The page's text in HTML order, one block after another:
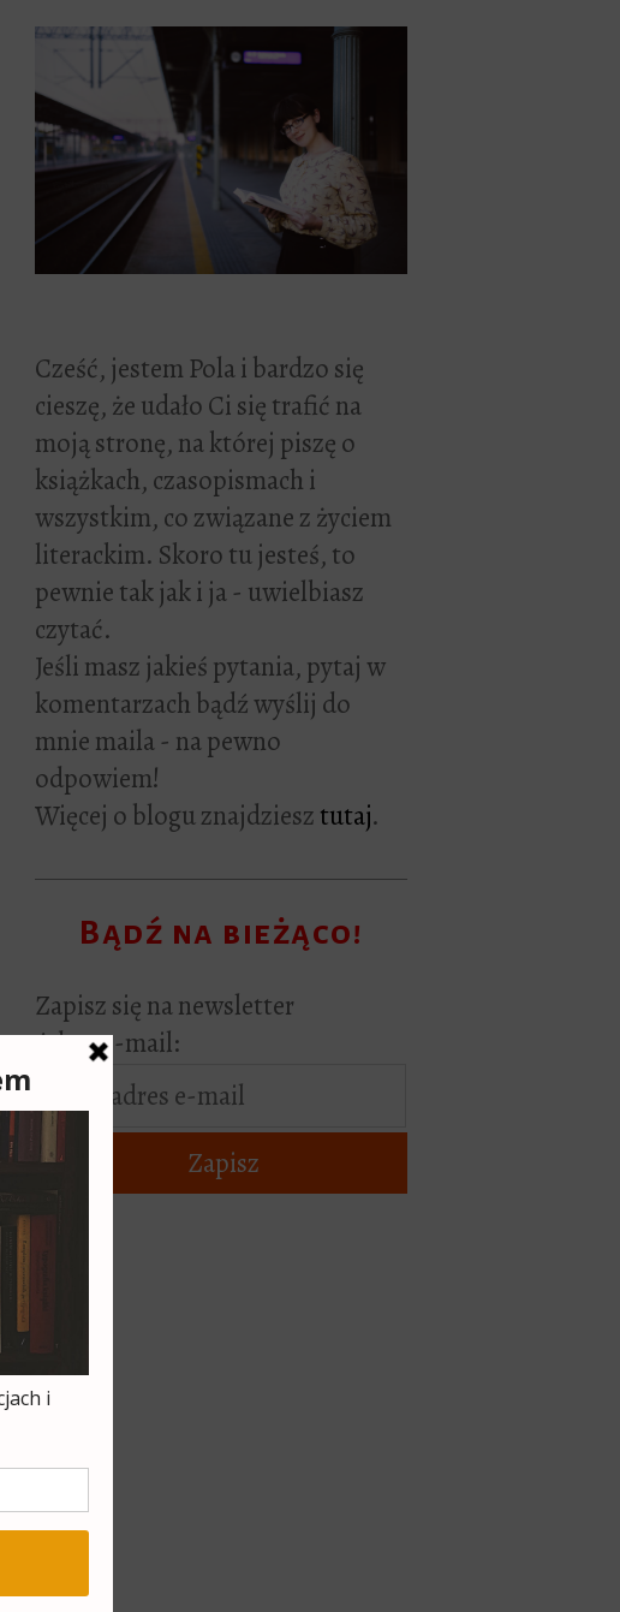
Cześć, jestem Pola i bardzo się
cieszę, że udało Ci się trafić na
moją stronę, na której piszę o
książkach, czasopismach i
wszystkim, co związane z życiem
literackim. Skoro tu jesteś, to
pewnie tak jak i ja - uwielbiasz
czytać.
Jeśli masz jakieś pytania, pytaj w
komentarzach bądź wyślij do
mnie maila - na pewno
odpowiem!
Więcej o blogu znajdziesztutaj.
Bądź na bieżąco!
Zapisz się na newsletter
Adres e-mail: